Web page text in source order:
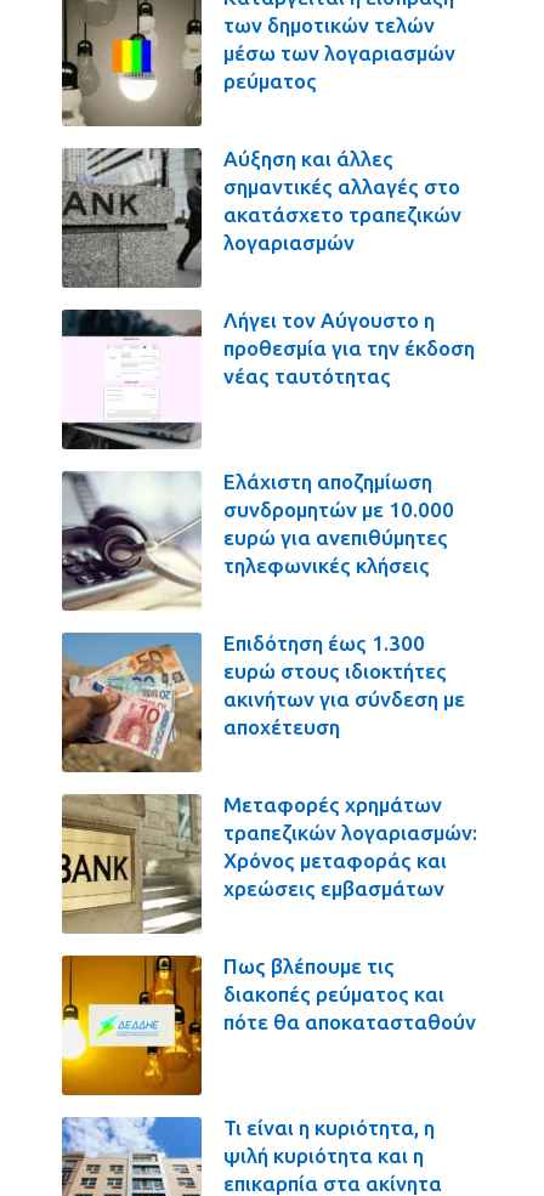
των δημοτικών τελών
μέσω των λογαριασμών
ρεύματος
Αύξηση και άλλες
σημαντικές αλλαγές στο
ακατάσχετο τραπεζικών
λογαριασμών
Λήγει τον Αύγουστο η
προθεσμία για την έκδοση
νέας ταυτότητας
Ελάχιστη αποζημίωση
συνδρομητών με 10.000
ευρώ για ανεπιθύμητες
τηλεφωνικές κλήσεις
Επιδότηση έως 1.300
ευρώ στους ιδιοκτήτες
ακινήτων για σύνδεση με
αποχέτευση
Μεταφορές χρημάτων
τραπεζικών λογαριασμών:
Χρόνος μεταφοράς και
χρεώσεις εμβασμάτων
Πως βλέπουμε τις
διακοπές ρεύματος και
πότε θα αποκατασταθούν
Τι είναι η κυριότητα, η
ψιλή κυριότητα και η
επικαρπία στα ακίνητα